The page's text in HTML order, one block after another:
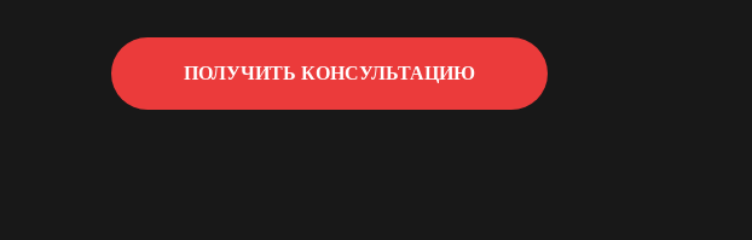
ПОЛУЧИТЬ КОНСУЛЬТАЦИЮ